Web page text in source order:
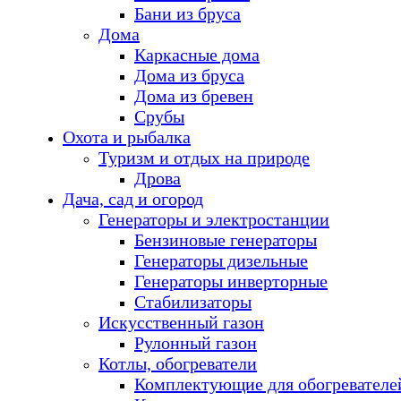
Бани из бруса
Дома
Каркасные дома
Дома из бруса
Дома из бревен
Срубы
Охота и рыбалка
Туризм и отдых на природе
Дрова
Дача, сад и огород
Генераторы и электростанции
Бензиновые генераторы
Генераторы дизельные
Генераторы инверторные
Стабилизаторы
Искусственный газон
Рулонный газон
Котлы, обогреватели
Комплектующие для